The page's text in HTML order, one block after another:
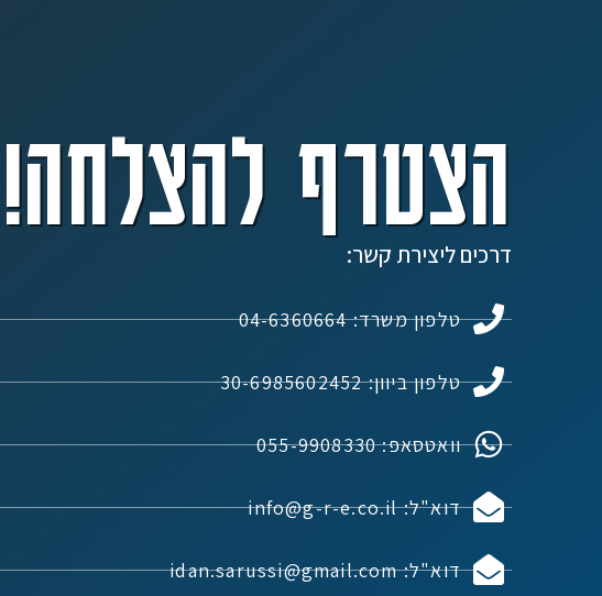
הצטרף להצלחה!
דרכים ליצירת קשר:
טלפון משרד: 04-6360664
טלפון ביוון: 30-6985602452
וואטסאפ: 055-9908330
דוא"ל: info@g-r-e.co.il
דוא"ל: idan.sarussi@gmail.com